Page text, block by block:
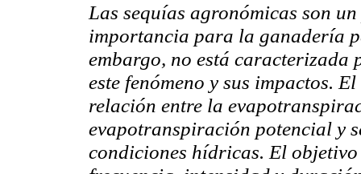
Las sequías agronómicas son
importancia para la ganadería
embargo, no está
este fenómeno y sus impactos.
relación entre la
evapotranspiración potencial y
condiciones hídricas. El